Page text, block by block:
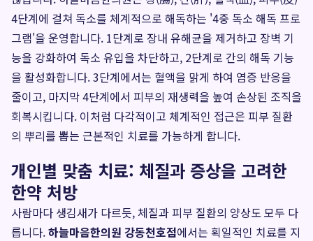
4단계에 걸쳐 독소를 체계적으로 해독하는 '4중 독소 해독 프로
그램'을 운영합니다. 1단계로 장내 유해균을 제거하고 장벽 기
능을 강화하여 독소 유입을 차단하고, 2단계로 간의 해독 기능
을 활성화합니다. 3단계에서는 혈액을 맑게 하여 염증 반응을
줄이고, 마지막 4단계에서 피부의 재생력을 높여 손상된 조직을
회복시킵니다. 이처럼 다각적이고 체계적인 접근은 피부 질환
의 뿌리를 뽑는 근본적인 치료를 가능하게 합니다.
개인별 맞춤 치료: 체질과 증상을 고려한
한약 처방
사람마다 생김새가 다르듯, 체질과 피부 질환의 양상도 모두 다
릅니다.하늘마음한의원 강동천호점에서는 획일적인 치료를 지